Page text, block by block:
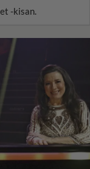
-kisan.